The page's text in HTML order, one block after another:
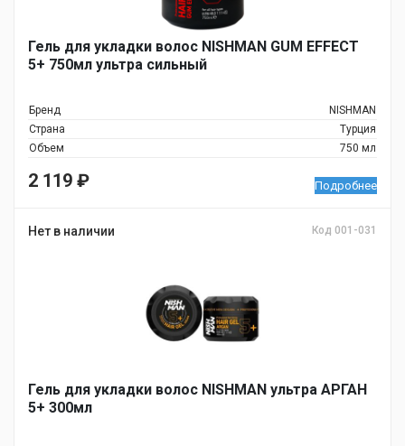
Гель для укладки волос NISHMAN GUM EFFECT
5+ 750мл ультра сильный
Бренд
NISHMAN
Страна
Турция
Объем
750 мл
2 119 ₽ Подробнее
Нет в наличии Код 001-031
Гель для укладки волос NISHMAN ультра АРГАН
5+ 300мл